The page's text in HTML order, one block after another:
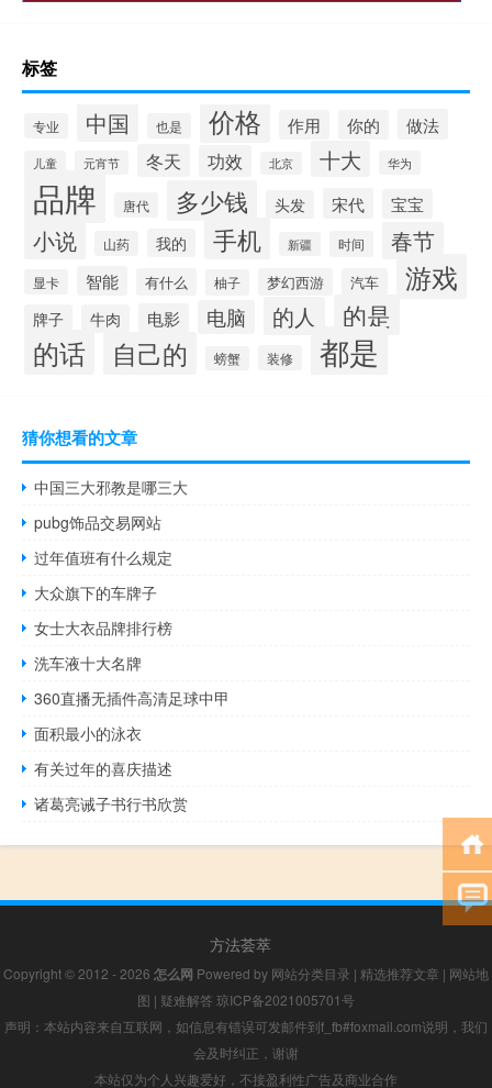
标签
专业 中国 也是 价格 作用 你的 做法
儿童 元宵节 冬天 功效 北京 十大 华为
品牌 唐代 多少钱 头发 宋代 宝宝
小说 山药 我的 手机 新疆 时间 春节
显卡 智能 有什么 柚子 梦幻西游 汽车 游戏
牌子 牛肉 电影 电脑 的人 的是
的话 自己的 螃蟹 装修 都是
猜你想看的文章
中国三大邪教是哪三大
pubg饰品交易网站
过年值班有什么规定
大众旗下的车牌子
女士大衣品牌排行榜
洗车液十大名牌
360直播无插件高清足球中甲
面积最小的泳衣
有关过年的喜庆描述
诸葛亮诫子书行书欣赏
方法荟萃
Copyright © 2012 - 2026 怎么网 Powered by 网站分类目录 | 精选推荐文章 | 网站地
图 | 疑难解答 琼ICP备2021005701号
声明：本站内容来自互联网，如信息有错误可发邮件到f_fb#foxmail.com说明，我们
会及时纠正，谢谢
本站仅为个人兴趣爱好，不接盈利性广告及商业合作